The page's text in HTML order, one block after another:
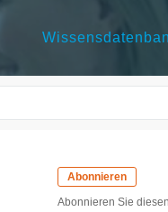
Abonnieren
Abonnieren Sie